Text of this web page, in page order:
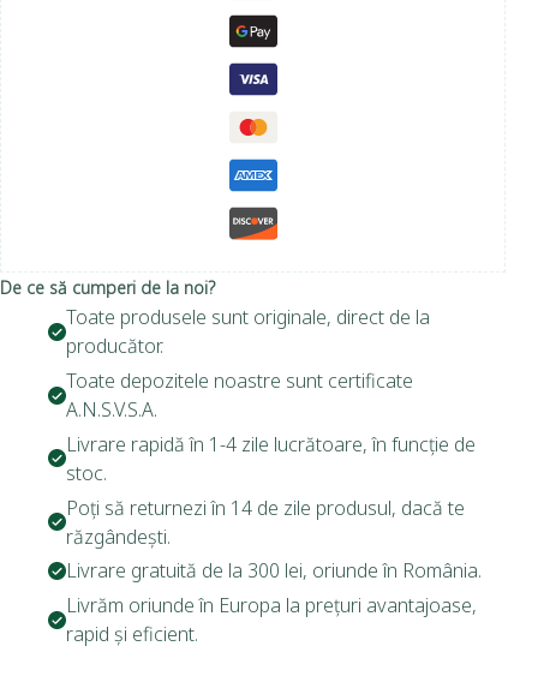
De ce să cumperi de la noi?
Toate produsele sunt originale, direct de la
producător.
Toate depozitele noastre sunt certificate
A.N.S.V.S.A.
Livrare rapidă în 1-4 zile lucrătoare, în funcție de
stoc.
Poți să returnezi în 14 de zile produsul, dacă te
răzgândești.
Livrare gratuită de la 300 lei, oriunde în România.
Livrăm oriunde în Europa la prețuri avantajoase,
rapid și eficient.